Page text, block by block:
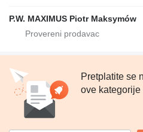
P.W. MAXIMUS Piotr Maksymów
Pretplatite se
ove kategorije